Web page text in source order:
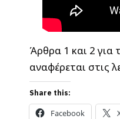
Άρθρα 1 και 2 για
αναφέρεται στις
Share this:
Facebook